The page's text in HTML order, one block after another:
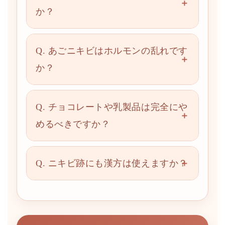
か？
Q. あごニキビはホルモンの乱れです
か？
Q. チョコレートや乳製品は完全にや
めるべきですか？
Q. ニキビ跡にも漢方は使えますか？